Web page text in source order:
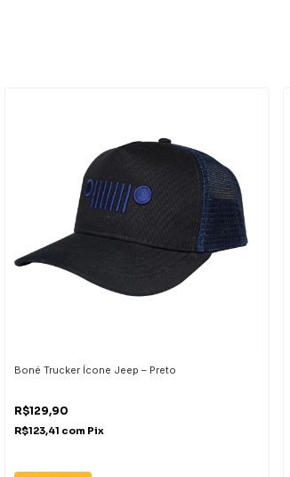
Boné Trucker Ícone Jeep – Preto
R$129,90
R$123,41 com Pix